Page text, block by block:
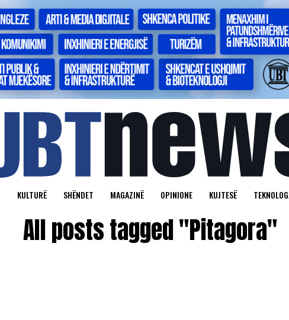
KULTURË SHËNDET MAGAZINË OPINIONE KUJTESË
All posts tagged "Pitagora"